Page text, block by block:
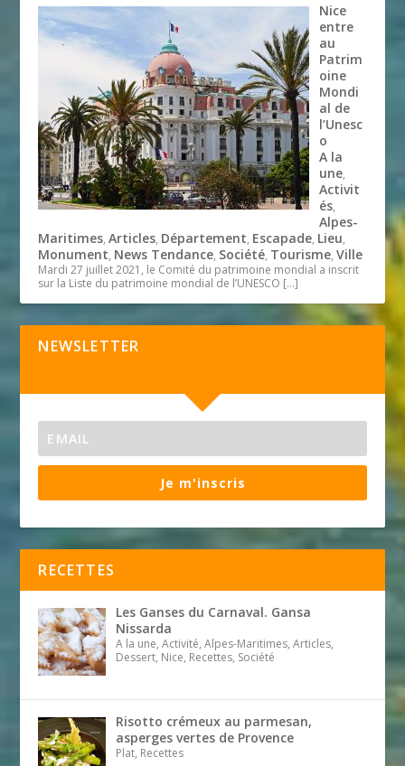
Nice
entre
au
Patrim
oine
Mondi
al de
l’Unesc
o
A la
une,
Activit
és,
Alpes-
Maritimes,Articles, Département, Escapade, Lieu,
Monument, News Tendance, Société, Tourisme,Ville
Mardi 27 juillet 2021, le Comité du patrimoine mondial a inscrit
sur la Liste du patrimoine mondial de l’UNESCO […]
NEWSLETTER
Je m'inscris
RECETTES
Les Ganses du Carnaval. Gansa
Nissarda
A la une, Activité, Alpes-Maritimes, Articles,
Dessert, Nice, Recettes, Société
Risotto crémeux au parmesan,
asperges vertes de Provence
Plat, Recettes